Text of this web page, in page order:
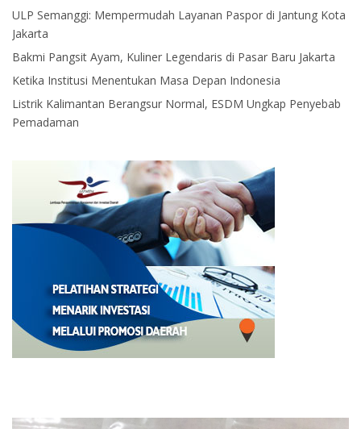
ULP Semanggi: Mempermudah Layanan Paspor di Jantung Kota
Jakarta
Bakmi Pangsit Ayam, Kuliner Legendaris di Pasar Baru Jakarta
Ketika Institusi Menentukan Masa Depan Indonesia
Listrik Kalimantan Berangsur Normal, ESDM Ungkap Penyebab
Pemadaman